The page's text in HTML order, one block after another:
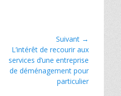
Suivant →
Article
suivant :
L’intérêt de recourir aux
services d’une entreprise
de déménagement pour
particulier